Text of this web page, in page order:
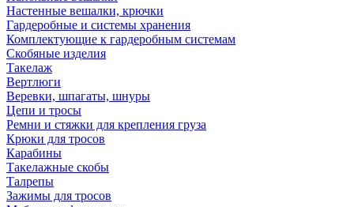
Настенные вешалки, крючки
Гардеробные и системы хранения
Комплектующие к гардеробным системам
Скобяные изделия
Такелаж
Вертлюги
Веревки, шпагаты, шнуры
Цепи и тросы
Ремни и стяжки для крепления груза
Крюки для тросов
Карабины
Такелажные скобы
Талрепы
Зажимы для тросов